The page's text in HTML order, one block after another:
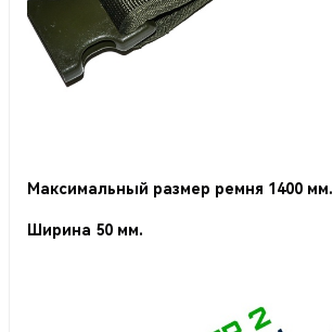
Максимальный размер ремня 1400 мм.
Ширина 50 мм.